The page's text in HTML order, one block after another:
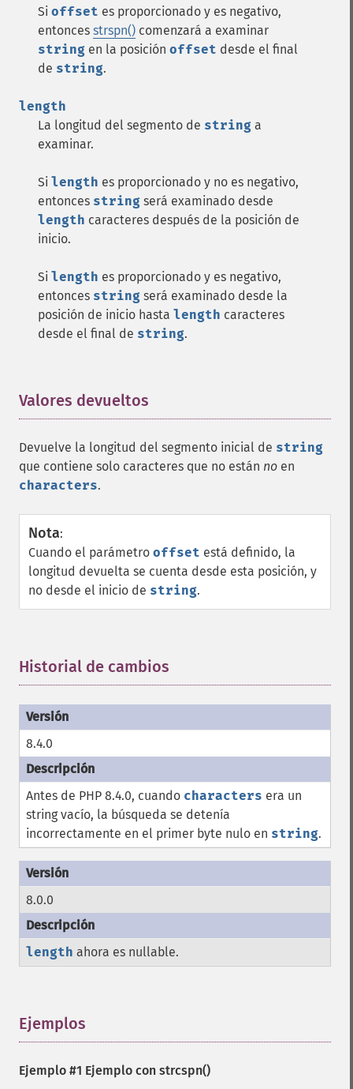
Si offset es proporcionado y es negativo,
entonces strspn() comenzará a examinar
string en la posición offset desde el final
de string.
length
La longitud del segmento de string a
examinar.
Si length es proporcionado y no es negativo,
entonces string será examinado desde
length caracteres después de la posición de
inicio.
Si length es proporcionado y es negativo,
entonces string será examinado desde la
posición de inicio hasta length caracteres
desde el final de string.
Valores devueltos
Devuelve la longitud del segmento inicial de string
que contiene solo caracteres que no están no en
characters.
Nota:
Cuando el parámetro offset está definido, la
longitud devuelta se cuenta desde esta posición, y
no desde el inicio de string.
Historial de cambios
8.4.0
Antes de PHP 8.4.0, cuando characters era un
string vacío, la búsqueda se detenía
incorrectamente en el primer byte nulo en string.
8.0.0
length ahora es nullable.
Ejemplos
Ejemplo #1 Ejemplo con strcspn()